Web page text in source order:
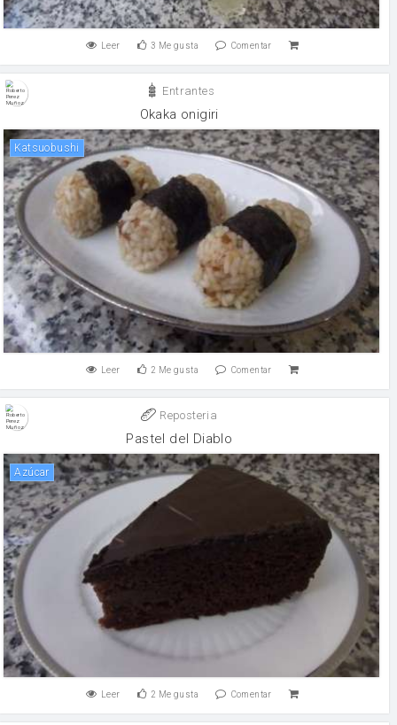
Leer 3 Me gusta Comentar
Entrantes
Okaka onigiri
Katsuobushi
Leer 2 Me gusta Comentar
Reposteria
Pastel del Diablo
Azúcar
Leer 2 Me gusta Comentar